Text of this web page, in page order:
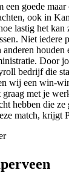
een goede
ook in
lastig het kan
Niet iedere
anderen
Door
bedrijf die
wij een win-
met je
hebben die
match, krijgt